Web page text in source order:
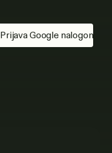
Prijava Google nalogom